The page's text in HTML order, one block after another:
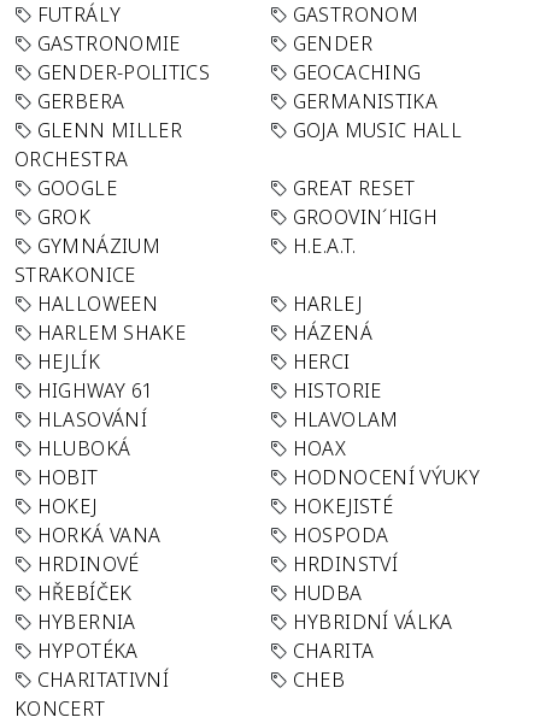
FUTRÁLY
GASTRONOM
GASTRONOMIE
GENDER
GENDER-POLITICS
GEOCACHING
GERBERA
GERMANISTIKA
GLENN MILLER
ORCHESTRA
GOJA MUSIC HALL
GOOGLE
GREAT RESET
GROK
GROOVIN´HIGH
GYMNÁZIUM
STRAKONICE
H.E.A.T.
HALLOWEEN
HARLEJ
HARLEM SHAKE
HÁZENÁ
HEJLÍK
HERCI
HIGHWAY 61
HISTORIE
HLASOVÁNÍ
HLAVOLAM
HLUBOKÁ
HOAX
HOBIT
HODNOCENÍ VÝUKY
HOKEJ
HOKEJISTÉ
HORKÁ VANA
HOSPODA
HRDINOVÉ
HRDINSTVÍ
HŘEBÍČEK
HUDBA
HYBERNIA
HYBRIDNÍ VÁLKA
HYPOTÉKA
CHARITA
CHARITATIVNÍ
KONCERT
CHEB